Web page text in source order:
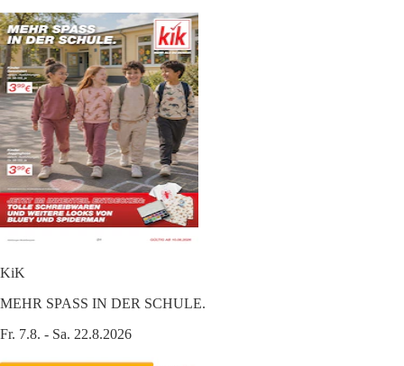
KiK
MEHR SPASS IN DER SCHULE.
Fr. 7.8. - Sa. 22.8.2026